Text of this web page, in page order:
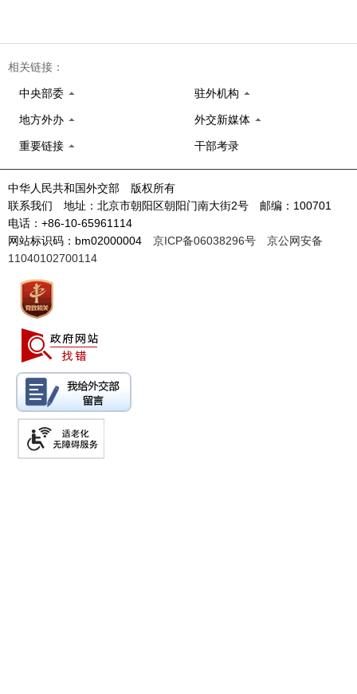
相关链接：
中央部委 驻外机构
地方外办 外交新媒体
重要链接 干部考录
中华人民共和国外交部 版权所有
联系我们 地址：北京市朝阳区朝阳门南大街2号 邮编：100701
电话：+86-10-65961114
网站标识码：bm02000004 京ICP备06038296号
京公网安备
11040102700114